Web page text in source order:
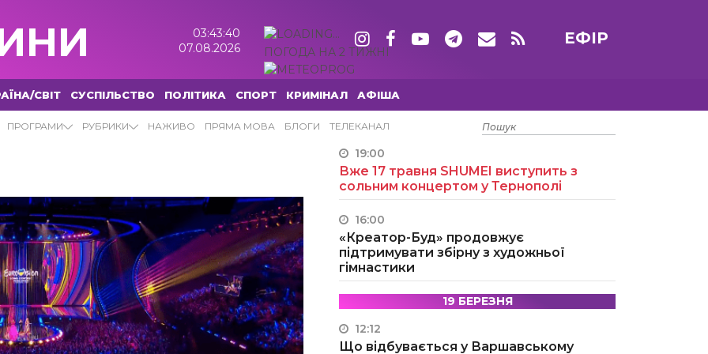
03:43:41
07.08.2026
ПОГОДА НА 2 ТИЖНІ
ЕФІР
СВІТ СУСПІЛЬСТВО ПОЛІТИКА СПОРТ КРИМІНАЛ АФІША
ПРОГРАМИ РУБРИКИ НАЖИВО ПРЯМА МОВА БЛОГИ ТЕЛЕКАНАЛ
15 ТРАВНЯ
19:00
Вже 17 травня SHUMEI виступить з
сольним концертом у Тернополі
16:00
«Креатор-Буд» продовжує
підтримувати збірну з художньої
гімнастики
19 БЕРЕЗНЯ
12:12
Що відбувається у Варшавському